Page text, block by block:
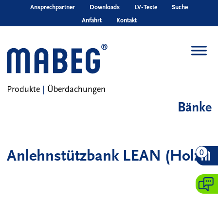
Skip to main content
Ansprechpartner Downloads LV‑Texte
Suche
Anfahrt
Kontakt
Produkte| Überdachungen
Bänke
Anlehnstützbank LEAN (Holz)
0